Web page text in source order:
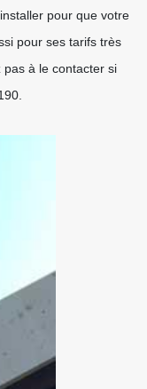
pour que votre
pour ses tarifs très
pas à le contacter si